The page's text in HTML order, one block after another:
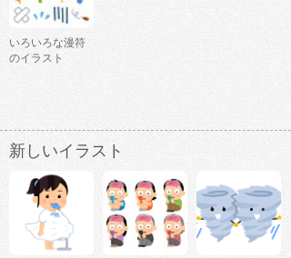
いろいろな漫符
のイラスト
新しいイラスト